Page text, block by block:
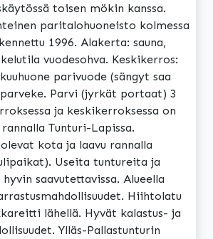
toisen mökin kanssa.
paritalohuoneisto kolmessa
1996. Alakerta: sauna,
vuodesohva. Keskikerros:
parivuode (sängyt saa
Parvi (jyrkät portaat) 3
ja keskikerroksessa on
Tunturi-Lapissa.
kota ja laavu rannalla
Useita tuntureita ja
saavutettavissa. Alueella
Hiihtolatu
lähellä. Hyvät kalastus- ja
Ylläs-Pallastunturin